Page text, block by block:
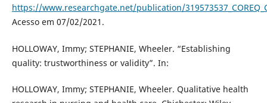
https://www.researchgate.net/publication/
Acesso em 07/02/2021.
HOLLOWAY, Immy; STEPHANIE, Wheeler. “Establishing
quality: trustworthiness or validity”. In:
HOLLOWAY, Immy; STEPHANIE, Wheeler. Qualitative health